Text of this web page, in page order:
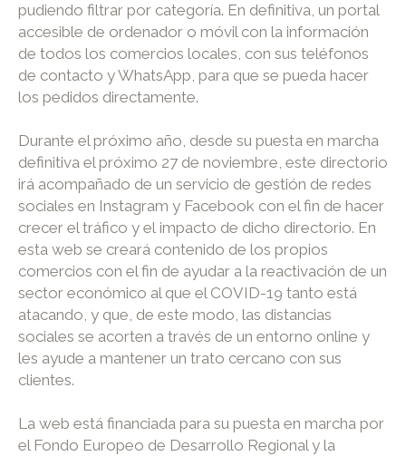
pudiendo filtrar por categoría. En definitiva, un portal
accesible de ordenador o móvil con la información
de todos los comercios locales, con sus teléfonos
de contacto y WhatsApp, para que se pueda hacer
los pedidos directamente.
Durante el próximo año, desde su puesta en marcha
definitiva el próximo 27 de noviembre, este directorio
irá acompañado de un servicio de gestión de redes
sociales en Instagram y Facebook con el fin de hacer
crecer el tráfico y el impacto de dicho directorio. En
esta web se creará contenido de los propios
comercios con el fin de ayudar a la reactivación de un
sector económico al que el COVID-19 tanto está
atacando, y que, de este modo, las distancias
sociales se acorten a través de un entorno online y
les ayude a mantener un trato cercano con sus
clientes.
La web está financiada para su puesta en marcha por
el Fondo Europeo de Desarrollo Regional y la